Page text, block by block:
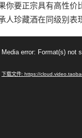
你要正宗具有高性价
人珍藏酒在同级别表
Media error: Format(s) not
下载文件: https://